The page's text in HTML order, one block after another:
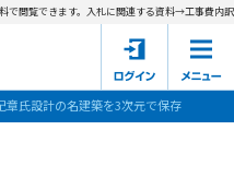
覧できます。入札に関連する資料→工事費内訳書(
章氏設計の名建築を3次元で保存